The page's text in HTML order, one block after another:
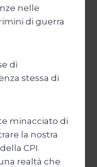
nelle
di guerra
di
stessa di
minacciato di
la nostra
CPI.
realtà che